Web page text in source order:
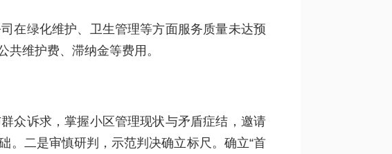
在绿化维护、卫生管理等方面服务质量未达预
维护费、滞纳金等费用。
众诉求，掌握小区管理现状与矛盾症结，邀请
。二是审慎研判，示范判决确立标尺。确立“首